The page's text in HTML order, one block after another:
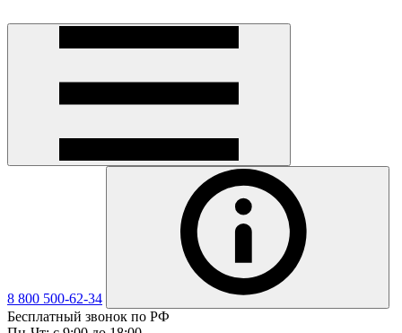
8 800 500-62-34
Бесплатный звонок по РФ